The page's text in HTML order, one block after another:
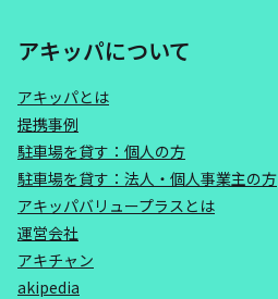
アキッパについて
アキッパとは
提携事例
駐車場を貸す：個人の方
駐車場を貸す：法人・個人事業主の方
アキッパバリュープラスとは
運営会社
アキチャン
akipedia